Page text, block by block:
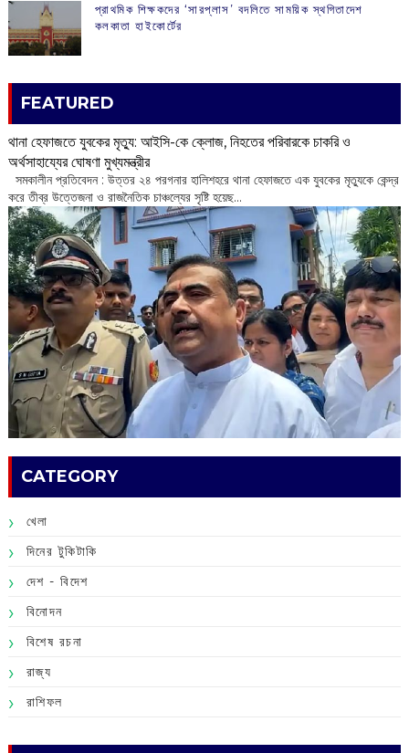
প্রাথমিক শিক্ষকদের ‘সারপ্লাস’ বদলিতে সাময়িক স্থগিতাদেশ
কলকাতা হাইকোর্টের
FEATURED
থানা হেফাজতে যুবকের মৃত্যু: আইসি-কে ক্লোজ, নিহতের পরিবারকে চাকরি ও
অর্থসাহায্যের ঘোষণা মুখ্যমন্ত্রীর
সমকালীন প্রতিবেদন : উত্তর ২৪ পরগনার হালিশহরে থানা হেফাজতে এক যুবকের মৃত্যুকে কেন্দ্র
করে তীব্র উত্তেজনা ও রাজনৈতিক চাঞ্চল্যের সৃষ্টি হয়েছ...
CATEGORY
খেলা
দিনের টুকিটাকি
দেশ - বিদেশ
বিনোদন
বিশেষ রচনা
রাজ্য
রাশিফল